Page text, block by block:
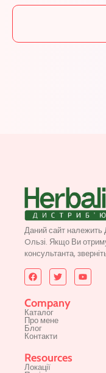
Даний сайт належить
Oльзі. Якщо Ви
консультанта,
Company
Каталог
Про мене
Блог
Контакти
Resources
Локації